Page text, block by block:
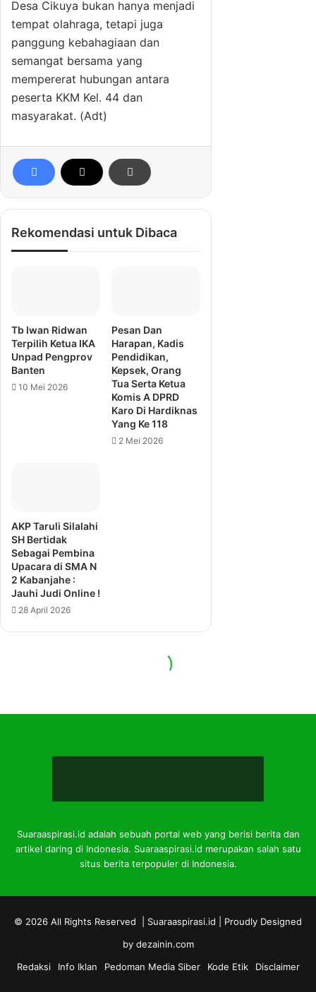
Suaraaspirasi.id adalah sebuah portal web yang berisi berita dan
artikel daring di Indonesia. Suaraaspirasi.id merupakan salah satu
situs berita terpopuler di Indonesia.
© 2026 All Rights Reserved | Suaraaspirasi.id | Proudly Designed
by dezainin.com
Redaksi
Info Iklan Pedoman Media Siber Kode Etik Disclaimer